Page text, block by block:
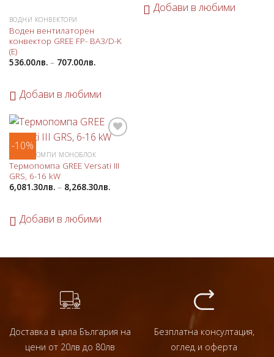
ВОДНИ КОНВЕКТОРИ
Воден вентилаторен
конвектор GREE FP- BA3/D-K
(E)
536.00лв.– 707.00лв.
Добави в любими
Добави в любими
-10%
любими
ТЕРМОПОМПИ МОНОБЛОК
Термопомпа GREE Versati III
GRS, 6-16 kW
6,081.30лв.– 8,268.30лв.
Добави в любими
Доставка в цяла България на
цени от 20лв до 80лв
Безплатна консултация,
оглед и оферта